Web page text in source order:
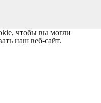
чтобы вы могли
наш веб-сайт.